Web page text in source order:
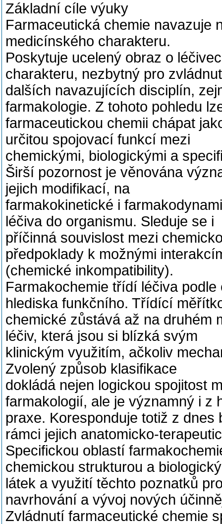
Základní cíle výuky
Farmaceutická chemie navazuje
medicínského charakteru.
Poskytuje ucelený obraz o
charakteru, nezbytný pro
dalších navazujících disciplín,
farmakologie. Z tohoto pohledu
farmaceutickou chemii chápat
určitou spojovací funkcí mezi
chemickými, biologickými a
Širší pozornost je věnována
jejich modifikací, na
farmakokinetické i
léčiva do organismu. Sleduje se i
příčinná souvislost mezi
předpoklady k možnými
(chemické inkompatibility).
Farmakochemie třídí léčiva
hlediska funkčního. Třídící
chemické zůstává až na druhém
léčiv, která jsou si blízká svým
klinickým využitím, ačkoliv
Zvolený způsob klasifikace
dokládá nejen logickou spojitost
farmakologií, ale je významný i z
praxe. Koresponduje totiž z
rámci jejich anatomicko-
Specifickou oblastí
chemickou strukturou a
látek a využití těchto poznatků
navrhování a vývoj nových
Zvládnutí farmaceutické chemie